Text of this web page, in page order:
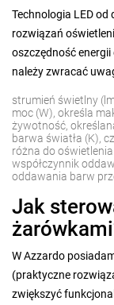
Technologia LED
rozwiązań
oszczędność
należy zwracać
strumień świetlny
moc (W), określa
żywotność,
barwa światła (K),
różna do
współczynnik
oddawania barw
Jak
W Azzardo
(praktyczne
zwiększyć